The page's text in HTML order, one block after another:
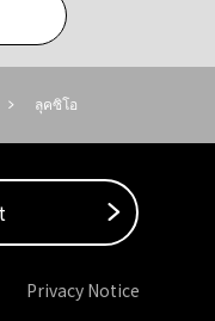
ลุคซิโอ
Privacy Notice